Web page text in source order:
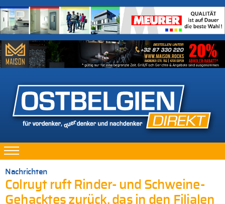
Nachrichten
Colruyt ruft Rinder- und Schweine-
Gehacktes zurück, das in den Filialen